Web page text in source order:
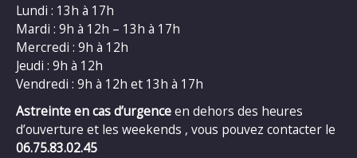
Lundi : 13h à 17h
Mardi : 9h à 12h – 13h à 17h
Mercredi : 9h à 12h
Jeudi : 9h à 12h
Vendredi : 9h à 12h et 13h à 17h
Astreinte en cas d’urgenceen dehors des heures
d’ouverture et les weekends , vous pouvez contacter le
06.75.83.02.45